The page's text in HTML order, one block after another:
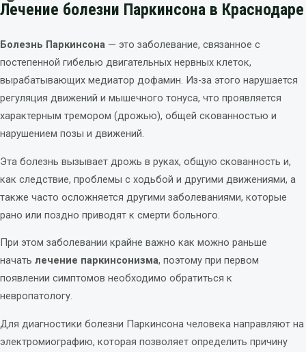
Лечение болезни Паркинсона в Краснодаре
Болезнь Паркинсона — это заболевание, связанное с
постепенной гибелью двигательных нервных клеток,
вырабатывающих медиатор дофамин. Из-за этого нарушается
регуляция движений и мышечного тонуса, что проявляется
характерным тремором (дрожью), общей скованностью и
нарушением позы и движений.
Эта болезнь вызывает дрожь в руках, общую скованность и,
как следствие, проблемы с ходьбой и другими движениями, а
также часто осложняется другими заболеваниями, которые
рано или поздно приводят к смерти больного.
При этом заболевании крайне важно как можно раньше
начать лечение паркинсонизма, поэтому при первом
появлении симптомов необходимо обратиться к
невропатологу.
Для диагностики болезни Паркинсона человека направляют на
электромиографию, которая позволяет определить причину